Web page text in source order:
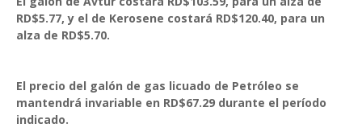
RD$5.77, y el de Kerosene costará RD$120.40, para un
alza de RD$5.70.
El precio del galón de gas licuado de Petróleo se
mantendrá invariable en RD$67.29 durante el período
indicado.